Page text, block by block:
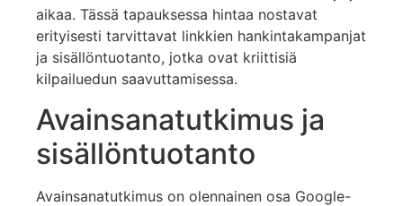
aikaa. Tässä tapauksessa hintaa nostavat
erityisesti tarvittavat linkkien hankintakampanjat
ja sisällöntuotanto, jotka ovat kriittisiä
kilpailuedun saavuttamisessa.
Avainsanatutkimus ja
sisällöntuotanto
Avainsanatutkimus on olennainen osa Google-